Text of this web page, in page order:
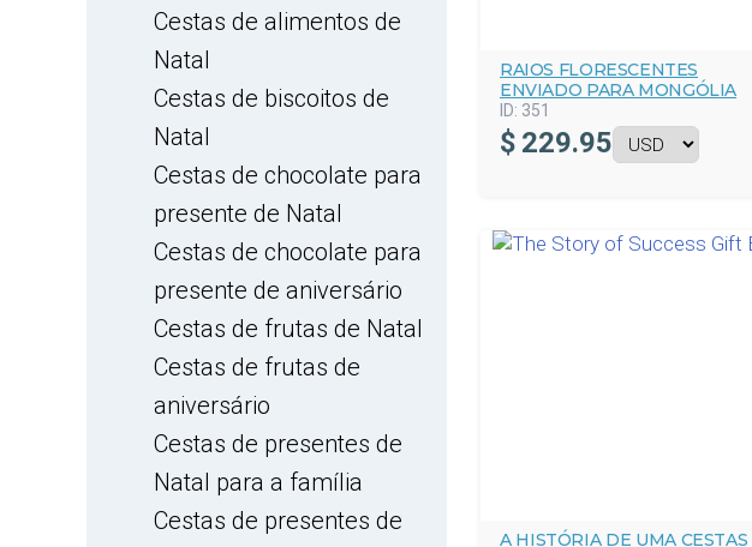
Cestas de alimentos de
Natal
Cestas de biscoitos de
Natal
Cestas de chocolate para
presente de Natal
Cestas de chocolate para
presente de aniversário
Cestas de frutas de Natal
Cestas de frutas de
aniversário
Cestas de presentes de
Natal para a família
Cestas de presentes de
RAIOS FLORESCENTES
ENVIADO PARA MONGÓLIA
ID: 351
$ 229.95
A HISTÓRIA DE UMA CESTAS